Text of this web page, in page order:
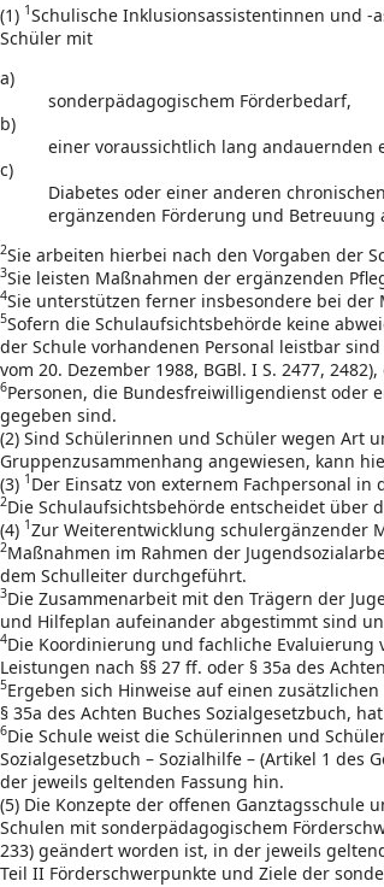
(1) 1Schulische Inklusionsassistentinnen und
Schüler mit
a)
sonderpädagogischem Förderbedarf,
b)
einer voraussichtlich lang
c)
Diabetes oder einer anderen
ergänzenden Förderung und Betreuung
2Sie arbeiten hierbei nach den Vorgaben der
3Sie leisten Maßnahmen der ergänzenden
4Sie unterstützen ferner insbesondere bei
5Sofern die Schulaufsichtsbehörde keine
der Schule vorhandenen Personal leistbar
vom 20. Dezember 1988, BGBl. I S. 2477,
6Personen, die Bundesfreiwilligendienst oder
gegeben sind.
(2) Sind Schülerinnen und Schüler wegen
Gruppenzusammenhang angewiesen, kann
(3) 1 Der Einsatz von externem Fachpersonal
2Die Schulaufsichtsbehörde entscheidet über
(4) 1Zur Weiterentwicklung schulergänzender
2Maßnahmen im Rahmen der
dem Schulleiter durchgeführt.
3Die Zusammenarbeit mit den Trägern der
und Hilfeplan aufeinander abgestimmt sind
4Die Koordinierung und fachliche
Leistungen nach §§ 27 ff. oder § 35a des
5Ergeben sich Hinweise auf einen
§ 35a des Achten Buches Sozialgesetzbuch,
6Die Schule weist die Schülerinnen und
Sozialgesetzbuch – Sozialhilfe – (Artikel 1 des
der jeweils geltenden Fassung hin.
(5) Die Konzepte der offenen
Schulen mit sonderpädagogischem
233) geändert worden ist, in der jeweils
Teil II Förderschwerpunkte und Ziele der